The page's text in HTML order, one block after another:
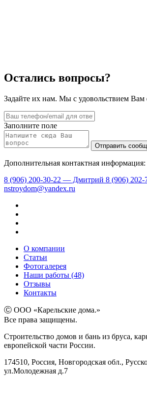
Остались вопросы?
Задайте их нам. Мы с удовольствием Вам
Заполните поле
Дополнительная контактная информация:
8 (906) 200-30-22 — Дмитрий 8 (906)
nstroydom@yandex.ru
О компании
Статьи
Фотогалерея
Наши работы (48)
Отзывы
Контакты
Ⓒ ООО «Карельские дома.»
Все права защищены.
Строительство домов и бань из бруса,
европейской части России.
174510, Россия, Новгородская обл.,
ул.Молодежная д.7